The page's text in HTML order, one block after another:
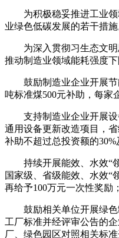
为积极稳妥推进工业领
业绿色低碳发展的若干措施
为深入贯彻习生态文明思
推动制造业领域能耗强度
鼓励制造业企业开展节
吨标准煤500元补助，每家
支持制造业企业开展设
通用设备更新改造项目，
补助不超过总投资额的30%
持续开展能效、水效“领
国家级、省级能效、水效“
再给予100万元一次性奖励
鼓励相关单位开展绿色
工厂标准并经评审公告的
厂、绿色园区对照相关标